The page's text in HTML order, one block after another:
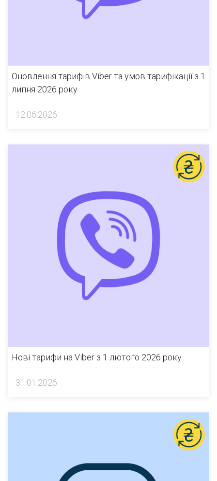
Оновлення тарифів Viber та умов тарифікації з 1
липня 2026 року
12.06.2026
Нові тарифи на Viber з 1 лютого 2026 року
31.01.2026